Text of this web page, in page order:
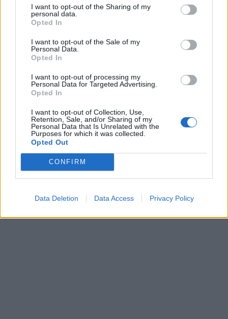
I want to opt-out of the Sharing of my
personal data.
Opted In
I want to opt-out of the Sale of my
Personal Data.
Opted In
I want to opt-out of processing my
Personal Data for Targeted Advertising.
Opted In
I want to opt-out of Collection, Use,
Retention, Sale, and/or Sharing of my
Personal Data that Is Unrelated with the
Purposes for which it was collected.
Opted Out
CONFIRM
Data Deletion Data Access Privacy Policy
одлука“
кренаа дронови да снимаат
БЕЛ ШТРАЈК НА ГРАНИЦИТЕ:
„Евзони“, а на „Градина“ се
чека и пет часа
Исчезнаа десетмина
алпинисти во лавина во
Непалец